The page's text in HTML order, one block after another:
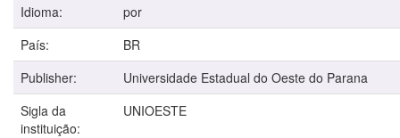
Idioma:
por
País:
BR
Publisher:
Universidade Estadual do Oeste do Parana
Sigla da
instituição:
UNIOESTE